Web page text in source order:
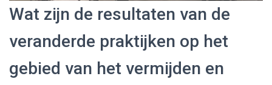
Wat zijn de resultaten van de
veranderde praktijken op het
gebied van het vermijden en